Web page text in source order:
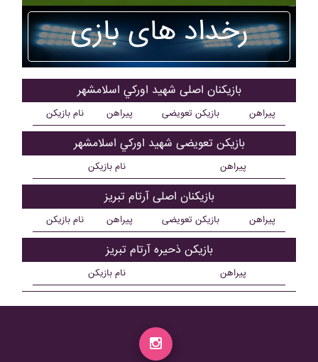
رخداد های بازی
بازیکنان اصلی شهيد اورکي اسلامشهر
نام بازیکن پیراهن بازیکن تعویضی پیراهن
بازیکن تعویضی شهيد اورکي اسلامشهر
نام بازیکن پیراهن
بازیکنان اصلی آرتام تبريز
نام بازیکن پیراهن بازیکن تعویضی پیراهن
بازیکن ذحیره آرتام تبريز
نام بازیکن پیراهن